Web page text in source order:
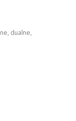
dualne,